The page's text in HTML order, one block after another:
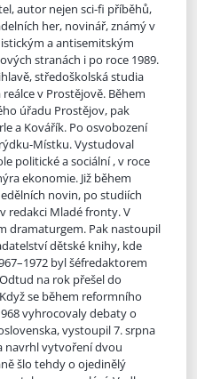
autor nejen sci-fi příběhů,
her, novinář, známý v
a antisemitským
stranách i po roce 1989.
středoškolská studia
v Prostějově. Během
úřadu Prostějov, pak
a Kovářík. Po osvobození
Místku. Vystudoval
politické a sociální , v roce
ekonomie. Již během
novin, po studiích
redakci Mladé fronty. V
dramaturgem. Pak nastoupil
dětské knihy, kde
byl šéfredaktorem
na rok přešel do
se během reformního
vyhrocovaly debaty o
vystoupil 7. srpna
navrhl vytvoření dvou
šlo tehdy o ojedinělý